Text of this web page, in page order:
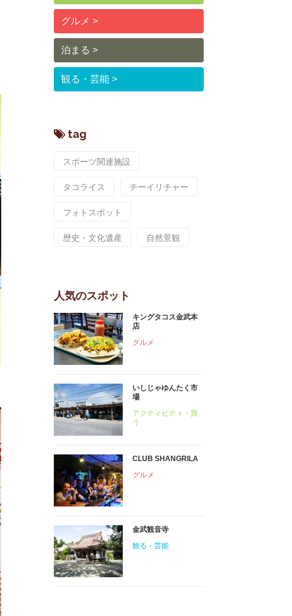
グルメ
泊まる
観る・芸能
tag
スポーツ関連施設
タコライス チーイリチャー
フォトスポット
歴史・文化遺産 自然景観
人気のスポット
キングタコス金武本
店
グルメ
いしじゃゆんたく市
場
アクティビティ・買
う
CLUB SHANGRILA
グルメ
金武観音寺
観る・芸能